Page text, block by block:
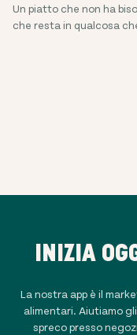
Un piatto che non ha
che resta in qualcosa
INIZIA
La nostra app è il
alimentari. Aiutiamo
spreco presso